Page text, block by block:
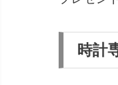
時計